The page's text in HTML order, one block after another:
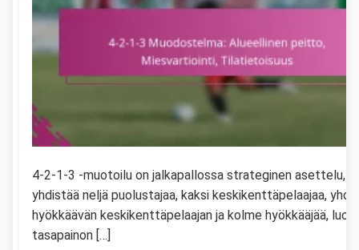
4-2-1-3 -muotoilu on jalkapallossa strateginen asettelu,
yhdistää neljä puolustajaa, kaksi keskikenttäpelaajaa,
hyökkäävän keskikenttäpelaajan ja kolme hyökkääjää,
tasapainon […]